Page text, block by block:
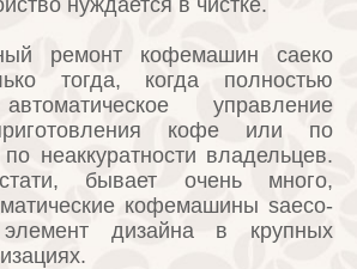
нуждается в чистке.
ремонт кофемашин саеко
тогда, когда полностью
управление
кофе или по
неаккуратности владельцев.
бывает очень много,
кофемашины saeco-
дизайна в крупных